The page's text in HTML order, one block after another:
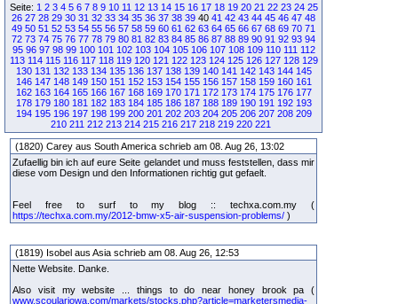
Seite: 1 2 3 4 5 6 7 8 9 10 11 12 13 14 15 16 17 18 19 20 21 22 23 24 25
26 27 28 29 30 31 32 33 34 35 36 37 38 39 40 41 42 43 44 45 46 47 48
49 50 51 52 53 54 55 56 57 58 59 60 61 62 63 64 65 66 67 68 69 70 71
72 73 74 75 76 77 78 79 80 81 82 83 84 85 86 87 88 89 90 91 92 93 94
95 96 97 98 99 100 101 102 103 104 105 106 107 108 109 110 111 112
113 114 115 116 117 118 119 120 121 122 123 124 125 126 127 128 129
130 131 132 133 134 135 136 137 138 139 140 141 142 143 144 145
146 147 148 149 150 151 152 153 154 155 156 157 158 159 160 161
162 163 164 165 166 167 168 169 170 171 172 173 174 175 176 177
178 179 180 181 182 183 184 185 186 187 188 189 190 191 192 193
194 195 196 197 198 199 200 201 202 203 204 205 206 207 208 209
210 211 212 213 214 215 216 217 218 219 220 221
(1820) Carey aus South America schrieb am 08. Aug 26, 13:02
Zufaellig bin ich auf eure Seite gelandet und muss feststellen, dass mir
diese vom Design und den Informationen richtig gut gefaelt.
Feel free to surf to my blog :: techxa.com.my (
https://techxa.com.my/2012-bmw-x5-air-suspension-problems/ )
(1819) Isobel aus Asia schrieb am 08. Aug 26, 12:53
Nette Website. Danke.
Also visit my website ... things to do near honey brook pa (
www.scoulariowa.com/markets/stocks.php?article=marketersmedia-